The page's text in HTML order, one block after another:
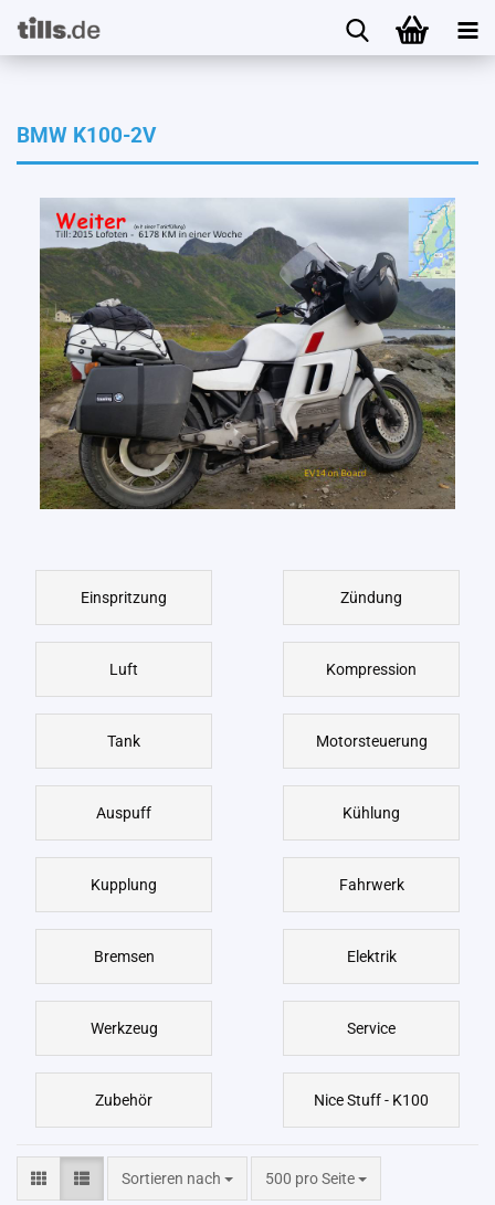
BMW K100-2V
Einspritzung Zündung
Luft Kompression
Tank Motorsteuerung
Auspuff Kühlung
Kupplung Fahrwerk
Bremsen Elektrik
Werkzeug Service
Zubehör Nice Stuff - K100
Sortieren nach
Sortieren nach 500 pro Seite
pro Seite